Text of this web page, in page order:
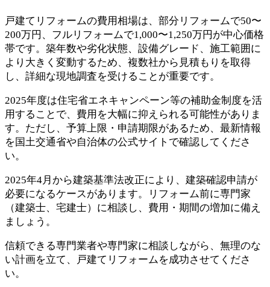
戸建てリフォームの費用相場は、部分リフォームで50〜
200万円、フルリフォームで1,000〜1,250万円が中心価格
帯です。築年数や劣化状態、設備グレード、施工範囲に
より大きく変動するため、複数社から見積もりを取得
し、詳細な現地調査を受けることが重要です。
2025年度は住宅省エネキャンペーン等の補助金制度を活
用することで、費用を大幅に抑えられる可能性がありま
す。ただし、予算上限・申請期限があるため、最新情報
を国土交通省や自治体の公式サイトで確認してくださ
い。
2025年4月から建築基準法改正により、建築確認申請が
必要になるケースがあります。リフォーム前に専門家
（建築士、宅建士）に相談し、費用・期間の増加に備え
ましょう。
信頼できる専門業者や専門家に相談しながら、無理のな
い計画を立て、戸建てリフォームを成功させてくださ
い。